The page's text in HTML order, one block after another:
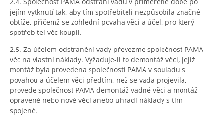
2.4. Společnost PAMA odstraní vadu v přiměřené době po
jejím vytknutí tak, aby tím spotřebiteli nezpůsobila značné
obtíže, přičemž se zohlední povaha věci a účel, pro který
spotřebitel věc koupil.
2.5. Za účelem odstranění vady převezme společnost PAMA
věc na vlastní náklady. Vyžaduje-li to demontáž věci, jejíž
montáž byla provedena společností PAMA v souladu s
povahou a účelem věci předtím, než se vada projevila,
provede společnost PAMA demontáž vadné věci a montáž
opravené nebo nové věci anebo uhradí náklady s tím
spojené.